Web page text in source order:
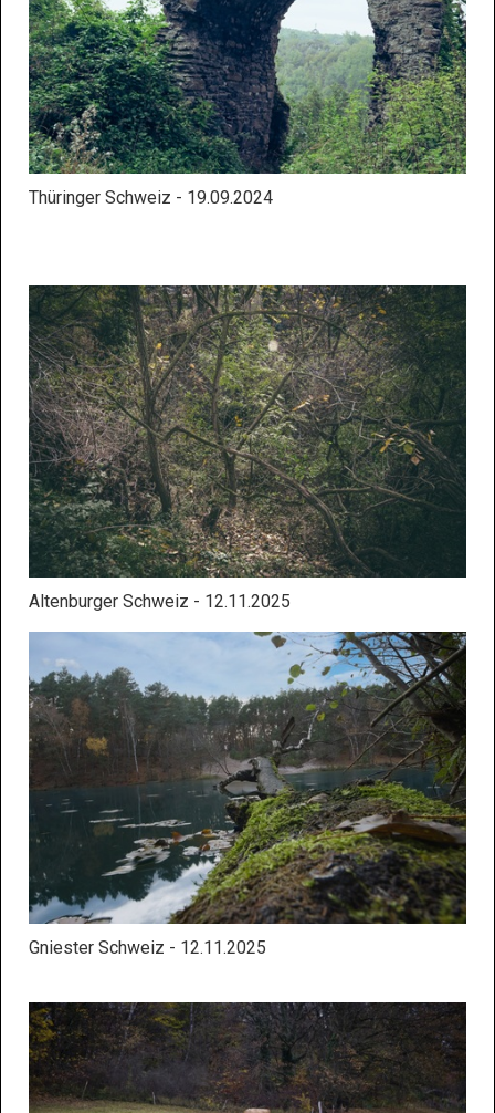
Thüringer Schweiz - 19.09.2024
Altenburger Schweiz - 12.11.2025
Gniester Schweiz - 12.11.2025